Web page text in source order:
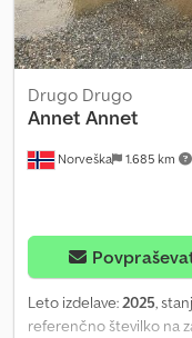
Norveška 1.685 km
Drugo Drugo
Annet Annet
Leto izdelave:2025,
referenčno številko na